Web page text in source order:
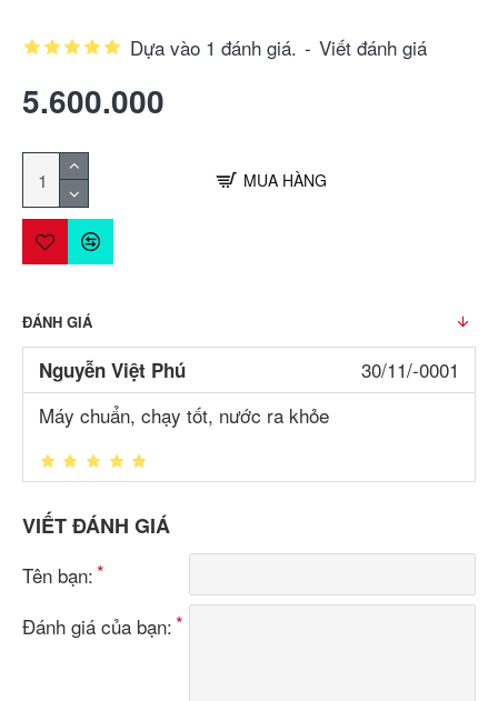
Dựa vào 1 đánh giá. - Viết đánh giá
5.600.000
MUA HÀNG
ĐÁNH GIÁ
Nguyễn Việt Phú
30/11/-0001
Máy chuẩn, chạy tốt, nước ra khỏe
VIẾT ĐÁNH GIÁ
Tên bạn:
Đánh giá của bạn: